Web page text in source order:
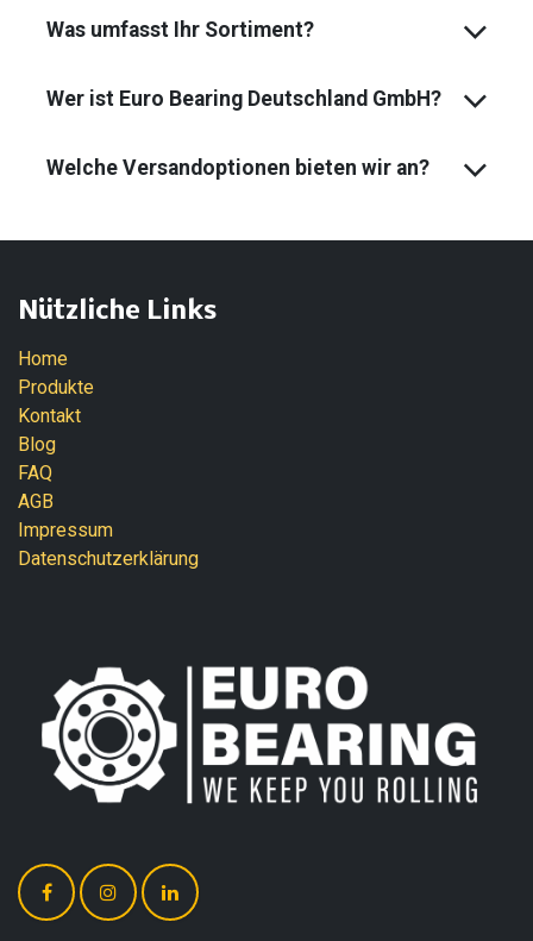
Was umfasst Ihr Sortiment?
Wer ist Euro Bearing Deutschland GmbH?
Welche Versandoptionen bieten wir an?
Nützliche Links
Home
Produkte
Kontakt
Blog
FAQ
AGB
Impressum
Datenschutzerklärung